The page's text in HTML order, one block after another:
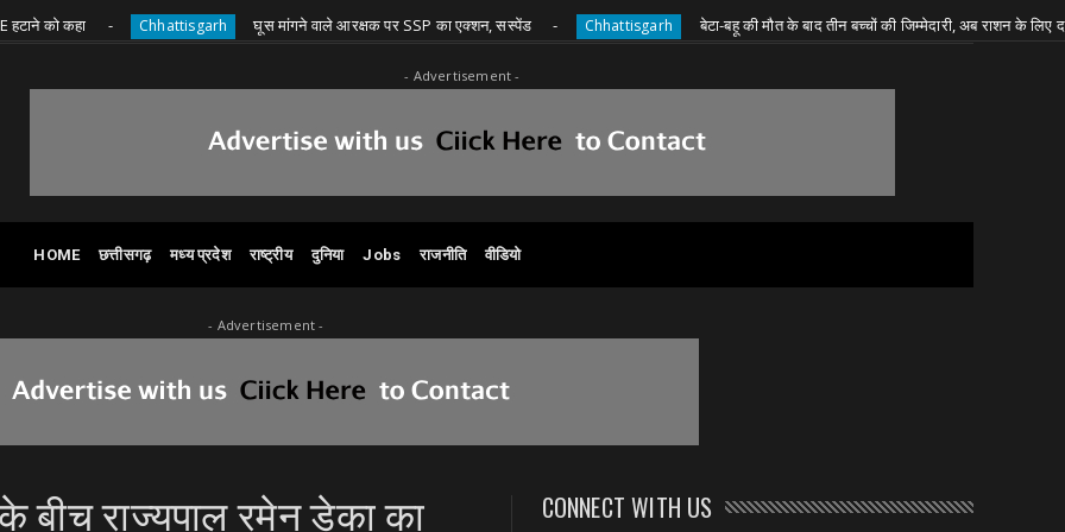
- Advertisement -
HOME छत्तीसगढ़ मध्य प्रदेश राष्ट्रीय दुनिया Jobs राजनीति वीडियो
Chhattisgarh घूस मांगने वाले आरक्षक पर SSP का एक्शन, सस्पेंड Chhattisgarh बेटा-बहू की मौत के बाद तीन बच्चों की जिम्मेदारी, अब राशन के लिए दादी की
- Advertisement -
बीच राज्यपाल रमेन डेका का
CONNECT WITH US